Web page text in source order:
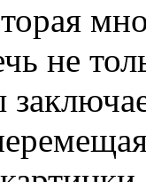
не